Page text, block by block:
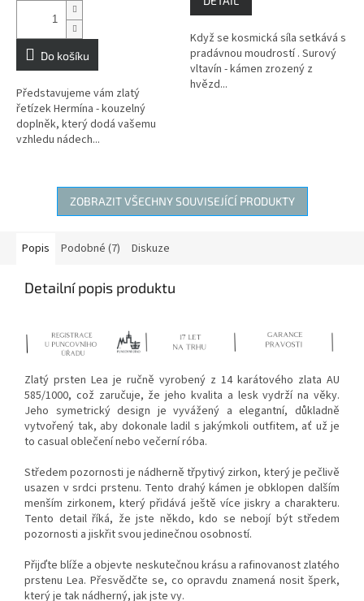
Do košíku
Představujeme vám zlatý
řetízek Hermína - kouzelný
doplněk, který dodá vašemu
vzhledu nádech...
5
hvězdiček.
Když se kosmická síla setkává s
pradávnou moudrostí . Surový
vltavín - kámen zrozený z
hvězd...
ZOBRAZIT VŠECHNY SOUVISEJÍCÍ PRODUKTY
Popis Podobné (7) Diskuze
Detailní popis produktu
Zlatý prsten Lea je ručně vyrobený z 14 karátového zlata AU
585/1000, což zaručuje, že jeho kvalita a lesk vydrží na věky.
Jeho symetrický design je vyvážený a elegantní, důkladně
vytvořený tak, aby dokonale ladil s jakýmkoli outfitem, ať už je
to casual oblečení nebo večerní róba.
Středem pozornosti je nádherně třpytivý zirkon, který je pečlivě
usazen v srdci prstenu. Tento drahý kámen je obklopen dalším
menším zirkonem, který přidává ještě více jiskry a charakteru.
Tento detail říká, že jste někdo, kdo se nebojí být středem
pozornosti a jiskřit svou jedinečnou osobností.
Přijďte blíže a objevte neskutečnou krásu a rafinovanost zlatého
prstenu Lea. Přesvědčte se, co opravdu znamená nosit šperk,
který je tak nádherný, jak jste vy.